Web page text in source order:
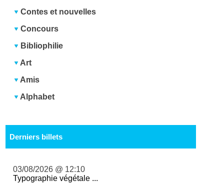
Contes et nouvelles
Concours
Bibliophilie
Art
Amis
Alphabet
Derniers billets
03/08/2026 @ 12:10
Typographie végétale ...